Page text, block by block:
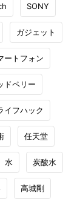
SONY
ガジェット
ートフォン
ドペリー
イフハック
任天堂
水 炭酸水
高城剛